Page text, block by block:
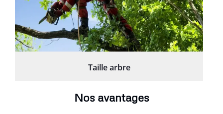
Taille arbre
Nos avantages